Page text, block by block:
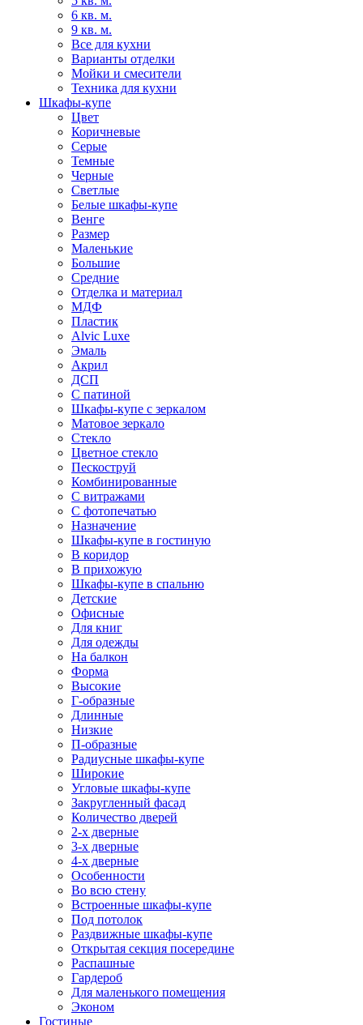
6 кв. м.
9 кв. м.
Все для кухни
Варианты отделки
Мойки и смесители
Техника для кухни
Шкафы-купе
Цвет
Коричневые
Серые
Темные
Черные
Светлые
Белые шкафы-купе
Венге
Размер
Маленькие
Большие
Средние
Отделка и материал
МДФ
Пластик
Alvic Luxe
Эмаль
Акрил
ДСП
С патиной
Шкафы-купе с зеркалом
Матовое зеркало
Стекло
Цветное стекло
Пескоструй
Комбинированные
С витражами
С фотопечатью
Назначение
Шкафы-купе в гостиную
В коридор
В прихожую
Шкафы-купе в спальню
Детские
Офисные
Для книг
Для одежды
На балкон
Форма
Высокие
Г-образные
Длинные
Низкие
П-образные
Радиусные шкафы-купе
Широкие
Угловые шкафы-купе
Закругленный фасад
Количество дверей
2-х дверные
3-х дверные
4-х дверные
Особенности
Во всю стену
Встроенные шкафы-купе
Под потолок
Раздвижные шкафы-купе
Открытая секция посередине
Распашные
Гардероб
Для маленького помещения
Эконом
Гостиные